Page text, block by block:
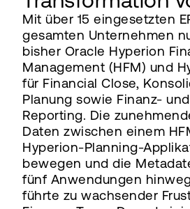
Mit über 15 eingesetzten
gesamten Unternehmen
bisher Oracle Hyperion
Management (HFM) und
für Financial Close,
Planung sowie Finanz-
Reporting. Die
Daten zwischen einem
Hyperion-Planning-
bewegen und die
fünf Anwendungen
führte zu wachsender